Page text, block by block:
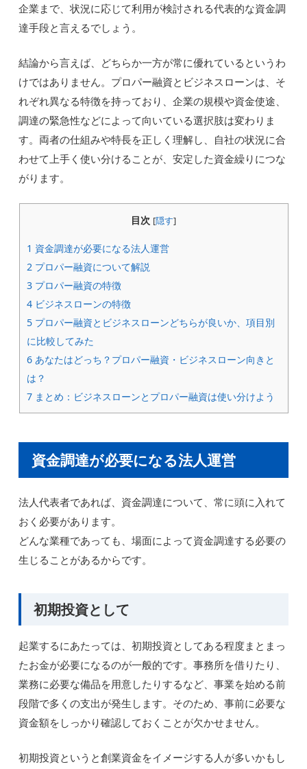
企業まで、状況に応じて利用が検討される代表的な資金調
達手段と言えるでしょう。
結論から言えば、どちらか一方が常に優れているというわ
けではありません。プロパー融資とビジネスローンは、そ
れぞれ異なる特徴を持っており、企業の規模や資金使途、
調達の緊急性などによって向いている選択肢は変わりま
す。両者の仕組みや特長を正しく理解し、自社の状況に合
わせて上手く使い分けることが、安定した資金繰りにつな
がります。
目次 [隠す]
1 資金調達が必要になる法人運営
2プロパー融資について解説
3プロパー融資の特徴
4ビジネスローンの特徴
5プロパー融資とビジネスローンどちらが良いか、項目別
に比較してみた
6あなたはどっち？プロパー融資・ビジネスローン向きと
は？
7まとめ：ビジネスローンとプロパー融資は使い分けよう
資金調達が必要になる法人運営
法人代表者であれば、資金調達について、常に頭に入れて
おく必要があります。
どんな業種であっても、場面によって資金調達する必要の
生じることがあるからです。
初期投資として
起業するにあたっては、初期投資としてある程度まとまっ
たお金が必要になるのが一般的です。事務所を借りたり、
業務に必要な備品を用意したりするなど、事業を始める前
段階で多くの支出が発生します。そのため、事前に必要な
資金額をしっかり確認しておくことが欠かせません。
初期投資というと創業資金をイメージする人が多いかもし